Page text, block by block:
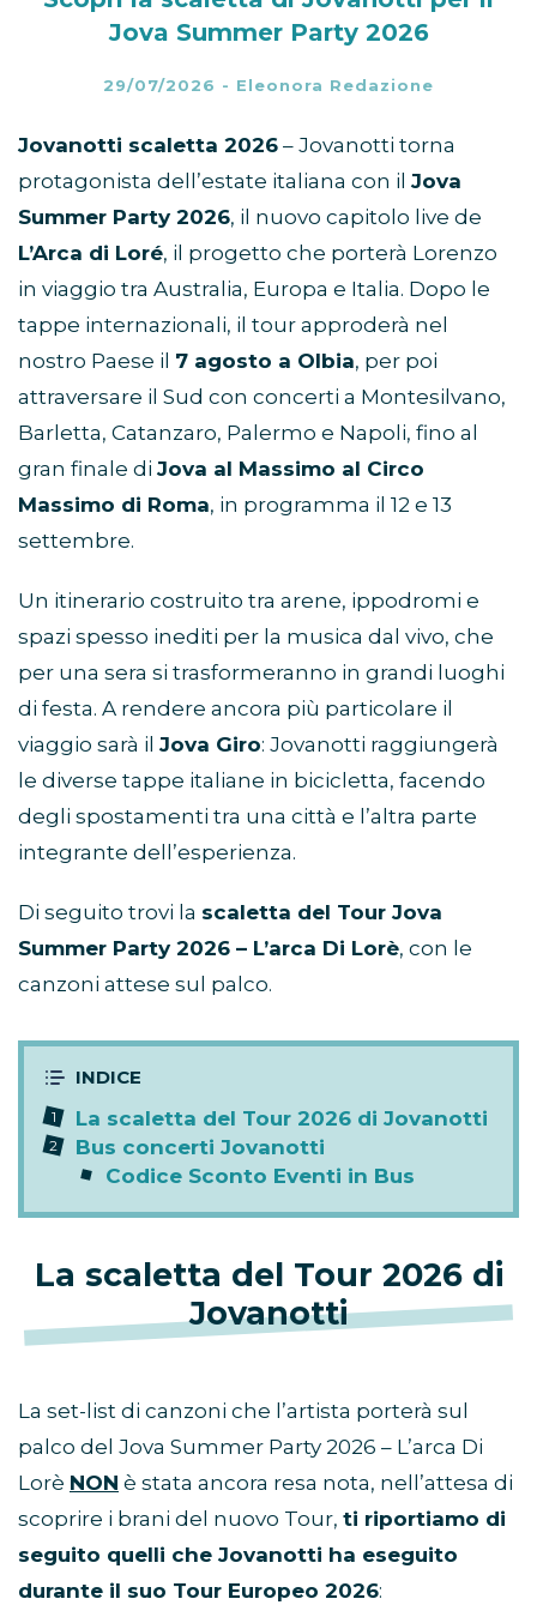
Jova Summer Party 2026
29/07/2026 - Eleonora Redazione
Jovanotti scaletta 2026 – Jovanotti torna
protagonista dell’estate italiana con il Jova
Summer Party 2026, il nuovo capitolo live de
L’Arca di Loré, il progetto che porterà Lorenzo
in viaggio tra Australia, Europa e Italia. Dopo le
tappe internazionali, il tour approderà nel
nostro Paese il 7 agosto a Olbia, per poi
attraversare il Sud con concerti a Montesilvano,
Barletta, Catanzaro, Palermo e Napoli, fino al
gran finale di Jova al Massimo al Circo
Massimo di Roma, in programma il 12 e 13
settembre.
Un itinerario costruito tra arene, ippodromi e
spazi spesso inediti per la musica dal vivo, che
per una sera si trasformeranno in grandi luoghi
di festa. A rendere ancora più particolare il
viaggio sarà il Jova Giro: Jovanotti raggiungerà
le diverse tappe italiane in bicicletta, facendo
degli spostamenti tra una città e l’altra parte
integrante dell’esperienza.
Di seguito trovi la scaletta del Tour Jova
Summer Party 2026 – L’arca Di Lorè, con le
canzoni attese sul palco.
La scaletta del Tour 2026 di Jovanotti
Bus concerti Jovanotti
Codice Sconto Eventi in Bus
La scaletta del Tour 2026 di
Jovanotti
La set-list di canzoni che l’artista porterà sul
palco del Jova Summer Party 2026 – L’arca Di
Lorè NON è stata ancora resa nota, nell’attesa di
scoprire i brani del nuovo Tour, ti riportiamo di
seguito quelli che Jovanotti ha eseguito
durante il suo Tour Europeo 2026: